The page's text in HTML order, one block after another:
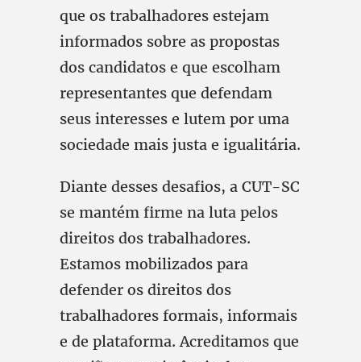
que os trabalhadores estejam
informados sobre as propostas
dos candidatos e que escolham
representantes que defendam
seus interesses e lutem por uma
sociedade mais justa e igualitária.
Diante desses desafios, a CUT-SC
se mantém firme na luta pelos
direitos dos trabalhadores.
Estamos mobilizados para
defender os direitos dos
trabalhadores formais, informais
e de plataforma. Acreditamos que